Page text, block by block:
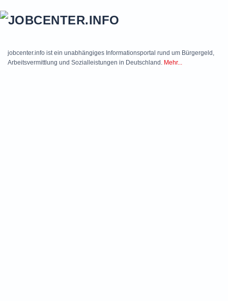
jobcenter.info ist ein unabhängiges Informationsportal rund um Bürgergeld,
Arbeitsvermittlung und Sozialleistungen in Deutschland. Mehr...